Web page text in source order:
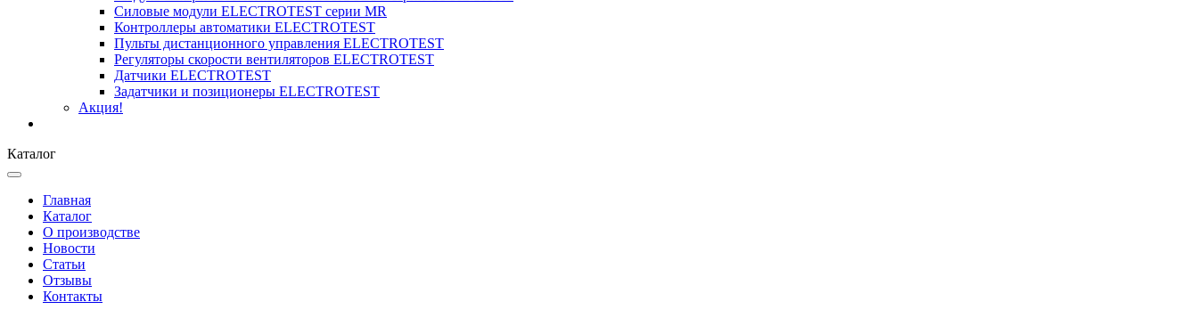
Силовые модули ELECTROTEST серии MR
Контроллеры автоматики ELECTROTEST
Пульты дистанционного управления ELECTROTEST
Регуляторы скорости вентиляторов ELECTROTEST
Датчики ELECTROTEST
Задатчики и позиционеры ELECTROTEST
Акция!
Каталог
Главная
Каталог
О производстве
Новости
Статьи
Отзывы
Контакты